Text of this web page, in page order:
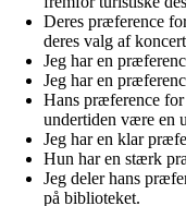
Deres præference
deres valg af
Jeg har en
Jeg har en
Hans præference
undertiden være en
Jeg har en klar
Hun har en stærk
Jeg deler hans
på biblioteket.